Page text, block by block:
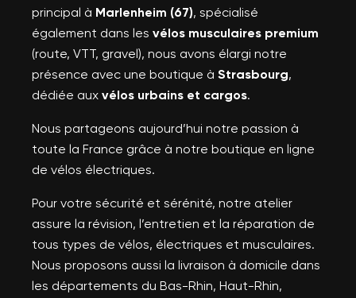
principal à Marlenheim (67), spécialisé
également dans les vélos musculaires premium
(route, VTT, gravel), nous avons élargi notre
présence avec une boutique à Strasbourg,
dédiée aux vélos urbains et cargos.
Nous partageons aujourd’hui notre passion à
toute la France grâce à notre boutique en ligne
de vélos électriques.
Pour votre sécurité et sérénité, notre atelier
assure la révision, l’entretien et la réparation de
tous types de vélos, électriques et musculaires.
Nous proposons aussi la livraison à domicile dans
les départements du Bas-Rhin, Haut-Rhin,